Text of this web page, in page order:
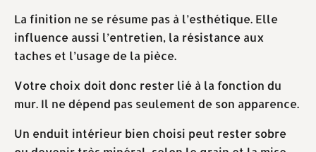
La finition ne se résume pas à l’esthétique. Elle
influence aussi l’entretien, la résistance aux
taches et l’usage de la pièce.
Votre choix doit donc rester lié à la fonction du
mur. Il ne dépend pas seulement de son apparence.
Un enduit intérieur bien choisi peut rester sobre